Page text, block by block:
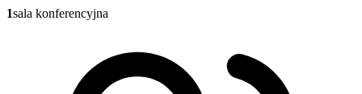
1sala konferencyjna